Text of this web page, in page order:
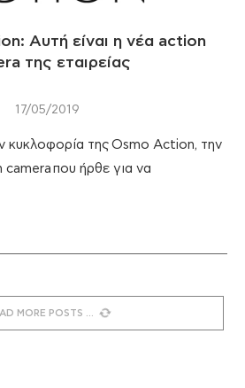
Αυτή είναι η νέα action
της εταιρείας
17/05/2019
κυκλοφορία της Osmo Action, την
που ήρθε για να
MORE POSTS